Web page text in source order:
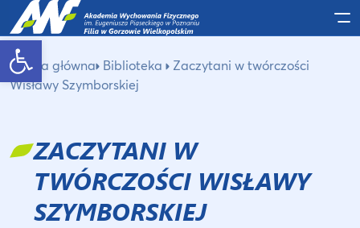
Otwórz pasek narzędzi
Strona główna Biblioteka
Zaczytani w twórczości
Wisławy Szymborskiej
ZACZYTANI W
TWÓRCZOŚCI WISŁAWY
SZYMBORSKIEJ